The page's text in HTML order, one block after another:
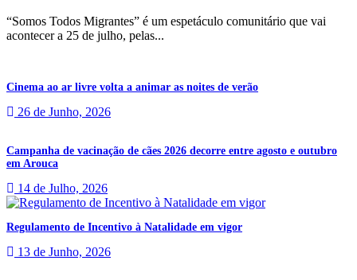
“Somos Todos Migrantes” é um espetáculo comunitário que vai
acontecer a 25 de julho, pelas...
Cinema ao ar livre volta a animar as noites de verão
26 de Junho, 2026
Campanha de vacinação de cães 2026 decorre entre agosto e outubro
em Arouca
14 de Julho, 2026
Regulamento de Incentivo à Natalidade em vigor
13 de Junho, 2026